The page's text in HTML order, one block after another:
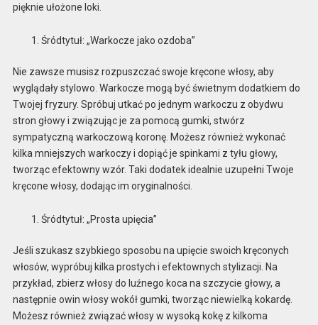
pięknie ułożone loki.
Śródtytuł: „Warkocze jako ozdoba”
Nie zawsze musisz rozpuszczać swoje kręcone włosy, aby
wyglądały stylowo. Warkocze mogą być świetnym dodatkiem do
Twojej fryzury. Spróbuj utkać po jednym warkoczu z obydwu
stron głowy i związując je za pomocą gumki, stwórz
sympatyczną warkoczową koronę. Możesz również wykonać
kilka mniejszych warkoczy i dopiąć je spinkami z tyłu głowy,
tworząc efektowny wzór. Taki dodatek idealnie uzupełni Twoje
kręcone włosy, dodając im oryginalności.
Śródtytuł: „Prosta upięcia”
Jeśli szukasz szybkiego sposobu na upięcie swoich kręconych
włosów, wypróbuj kilka prostych i efektownych stylizacji. Na
przykład, zbierz włosy do luźnego koca na szczycie głowy, a
następnie owin włosy wokół gumki, tworząc niewielką kokardę.
Możesz również związać włosy w wysoką kokę z kilkoma